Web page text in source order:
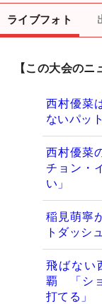
ライブフォト
【この大会のニ
西村優菜
ないパッ
西村優菜
チョン・
い」
稲見萌寧
トダッシ
飛ばない
覇 「シ
打てる」